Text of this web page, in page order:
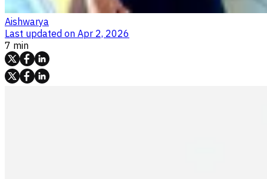
Aishwarya
Last updated on Apr 2, 2026
7 min